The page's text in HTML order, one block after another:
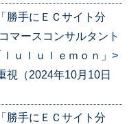
勝手にＥＣサイト分
ースコンサルタント
ｕｌｕｌｅｍｏｎ」>
（2024年10月10日
勝手にＥＣサイト分